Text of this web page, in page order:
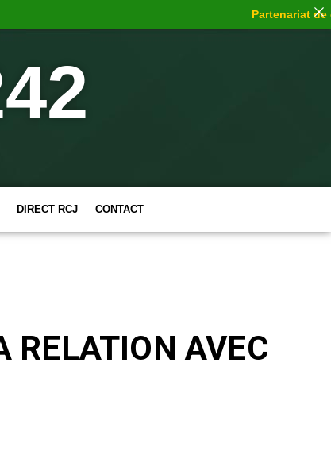
DIRECT RCJ CONTACT
RELATION AVEC
Partenariat de choc